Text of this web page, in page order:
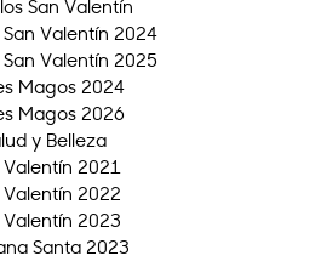
San Valentín
Valentín 2024
Valentín 2025
Magos 2024
Magos 2026
y Belleza
Valentín 2021
Valentín 2022
Valentín 2023
Santa 2023